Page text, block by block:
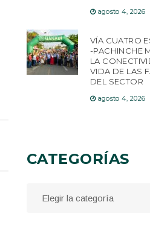
agosto 4, 2026
VÍA CUATRO
-PACHINCHE
LA
VIDA DE LAS
DEL SECTOR
agosto 4, 2026
CATEGORÍAS